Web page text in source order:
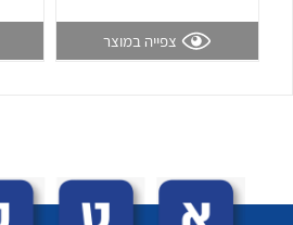
צפייה במוצר